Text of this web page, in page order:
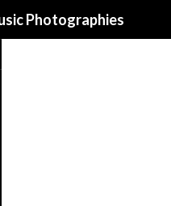
Photographies